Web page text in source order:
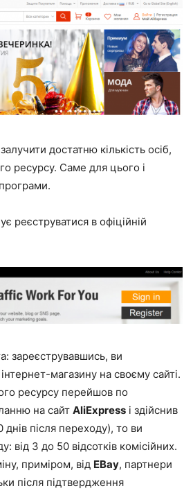
достатню кількість осіб,
ресурсу. Саме для цього і
реєструватися в офіційній
зареєструвавшись, ви
магазину на своєму сайті.
ресурсу перейшов по
на сайт AliExpress і здійснив
після переходу), то ви
від 3 до 50 відсотків комісійних.
приміром, від EBay, партнери
після підтвердження